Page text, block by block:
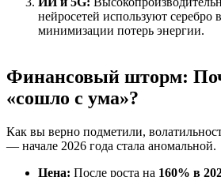
нейросетей используют серебро
минимизации потерь энергии.
Финансовый шторм:
«сошло с ума»?
Как вы верно подметили,
— начале 2026 года стала аномальной.
Цена: После роста на 160% в